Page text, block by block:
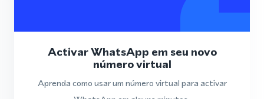
Activar WhatsApp em seu novo
número virtual
Aprenda como usar um número virtual para activar